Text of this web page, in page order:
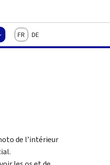
principal
FrançaisDeutsch
de l’intérieur